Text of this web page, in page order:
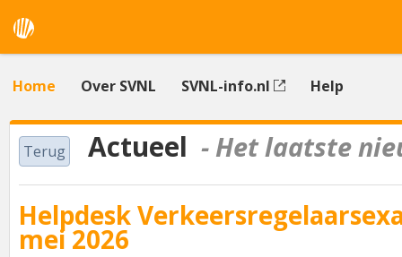
Home Over SVNL SVNL-info.nl Help
Terug Actueel - Het laatste
Helpdesk
mei 2026